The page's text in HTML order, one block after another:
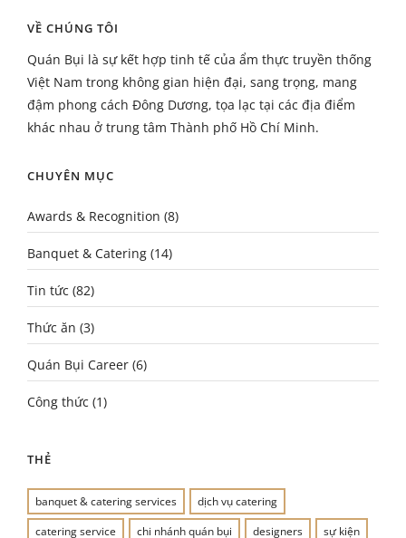
VỀ CHÚNG TÔI
Quán Bụi là sự kết hợp tinh tế của ẩm thực truyền thống
Việt Nam trong không gian hiện đại, sang trọng, mang
đậm phong cách Đông Dương, tọa lạc tại các địa điểm
khác nhau ở trung tâm Thành phố Hồ Chí Minh.
CHUYÊN MỤC
Awards & Recognition (8)
Banquet & Catering (14)
Tin tức (82)
Thức ăn (3)
Quán Bụi Career (6)
Công thức (1)
THẺ
banquet & catering services
dịch vụ catering
catering service
chi nhánh quán bụi designers sự kiện